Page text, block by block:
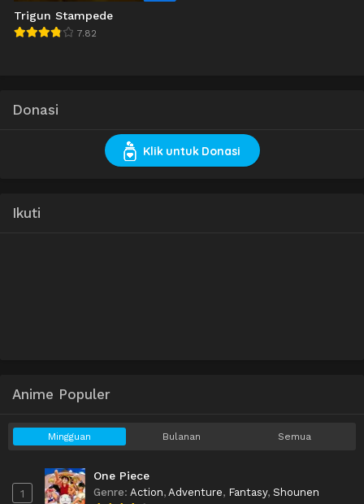
Trigun Stampede
7.82
Donasi
Klik untuk Donasi
Ikuti
Anime Populer
Mingguan Bulanan Semua
1
One Piece
Genre: Action, Adventure, Fantasy, Shounen